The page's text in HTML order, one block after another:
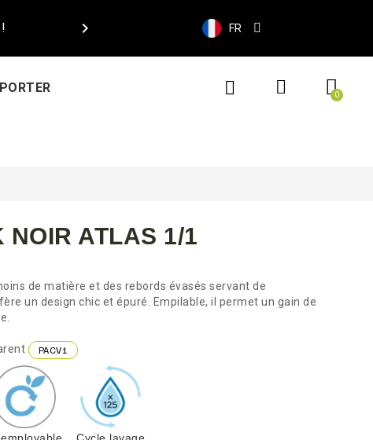
 FR
NOIR ATLAS 1/1
de matière et des rebords évasés servant de
un design chic et épuré. Empilable, il permet un gain de
PACV1